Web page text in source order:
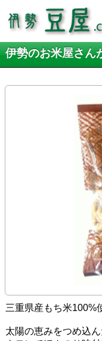
伊勢のお米屋さ
三重県産もち米100%
太陽の恵みをつめ込